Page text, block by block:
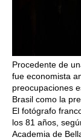
Procedente de
fue economista
preocupaciones
Brasil como la
El fotógrafo
los 81 años,
Academia de